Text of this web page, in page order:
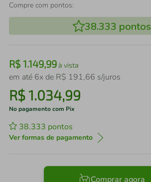
Compre com pontos:
38.333 pontos
R$ 1.149,99à vista
em até 6x de R$ 191,66 s/juros
R$1.034,99
No pagamento com Pix
38.333 pontos
Ver formas de pagamento
Comprar agora